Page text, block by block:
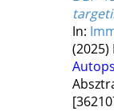
In:
(2025)